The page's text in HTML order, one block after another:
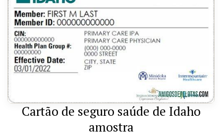
Cartão de seguro saúde de Idaho
amostra